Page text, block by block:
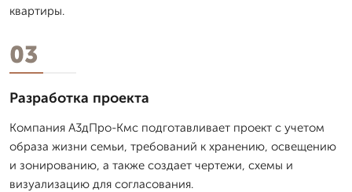
квартиры.
03
Разработка проекта
Компания А3дПро-Кмс подготавливает проект с учетом
образа жизни семьи, требований к хранению, освещению
и зонированию, а также создает чертежи, схемы и
визуализацию для согласования.